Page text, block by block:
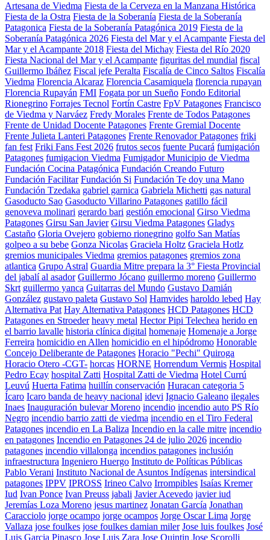
Artesana de Viedma Fiesta de la Cerveza en la Manzana Histórica
Fiesta de la Ostra Fiesta de la Soberanía Fiesta de la Soberanía
Patagonica Fiesta de la Soberanía Patagónica 2019 Fiesta de la
Soberanía Patagónica 2026 Fiesta del Mar y el Acampante Fiesta del
Mar y el Acampante 2018 Fiesta del Michay Fiesta del Río 2020
Fiesta Nacional del Mar y el Acampante figuritas del mundial fiscal
Guillermo Ibáñez Fiscal jefe Peralta Fiscalía de Cinco Saltos Fiscalía
Viedma Florencia Alcaraz Florencia Casamiquela florencia rupayan
Florencia Rupayán FMI Fogata por un Sueño Fondo Editorial
Rionegrino Forrajes Tecnol Fortín Castre FpV Patagones Francisco
de Viedma y Narváez Fredy Morales Frente de Todos Patagones
Frente de Unidad Docente Patagones Frente Gremial Docente
Frente Julieta Lanteri Patagones Frente Renovador Patagones friki
fan fest Friki Fans Fest 2026 frutos secos fuente Pucará fumigación
Patagones fumigacion Viedma Fumigador Municipio de Viedma
Fundación Cocina Patagónica Fundación Creando Futuro
Fundación Facilitar Fundación Si Fundación Te doy una Mano
Fundación Tzedaka gabriel garnica Gabriela Michetti gas natural
Gasoducto Sao Gasoducto Villarino Patagones gatillo fácil
genoveva molinari gerardo bari gestión emocional Girso Viedma
Patagones Girsu San Javier Girsu Viedma Patagones Gladys
Castaño Gloria Ovejero gobierno rionegrino golfo San Matías
golpeo a su bebe Gonza Nicolas Graciela Holtz Graciela Hotlz
gremios municipales Viedma gremios patagones gremios zona
atlantica Grupo Astral Guardia Mitre prepara la 3° Fiesta Provincial
del jabalí al asador Guillermo Jócano guillermo moreno Guillermo
Skrt guillermo yanca Guitarras del Mundo Gustavo Damián
González gustavo paleta Gustavo Sol Hamvides haroldo lebed Hay
Alternativa Pat Hay Alternativa Patagones HCD Patagones HCD
Patagones en Stroeder heavy metal Hector Pipi Telechea herido en
el barrio lavalle historia clínica digital homenaje Homenaje a Jorge
Ferreira homicidio en Allen homicidio en el hipódromo Honorable
Concejo Deliberante de Patagones Horacio "Pechi" Quiroga
Horacio Otero -CGT- horcas HORNE Horrendum Vermis Hospital
Pedro Ecay hospital Zatti Hospital Zatti de Viedma Hotel Currú
Leuvú Huerta Fatima huillín conservación Huracan categoria 5
Ícaro Icaro banda de heavy nacional idevi Ignacio Galeano ilegales
Inaes Inauguración bulevar Moreno incendio incendio auto PS Río
Negro incendio barrio zatti de viedma incendio en el Tiro Federal
Patagones incendio en La Baliza Incendio en la calle mitre incendio
en patagones Incendio en Patagones 24 de julio 2026 incendio
patagones incendio villalonga incendios patagones inclusión
infraestructura Ingeniero Huergo Instituto de Políticas Públicas
Pablo Verani Instituto Nacional de Asuntos Indígenas intersindical
patagones IPPV IPROSS Irineo Calvo Irrompibles Isaías Kremer
Iud Ivan Ponce Ivan Preuss jabali Javier Acevedo javier iud
Jeremías Loza Moreno jesus martinez Jonatan García Jonathan
Caracciolo jorge ocampo jorge ocampos Jorge Oscar Lima Jorge
Vallaza jose foulkes jose foulkes damian miler Jose luis foulkes José
Luis Garcia Pinasco Jose Luis Zara Jose Quintin Jose Scorolli